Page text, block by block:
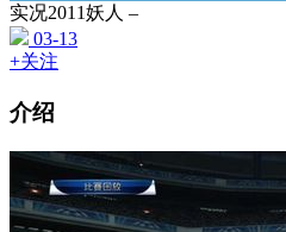
实况2011妖人 –
03-13
+关注
介绍